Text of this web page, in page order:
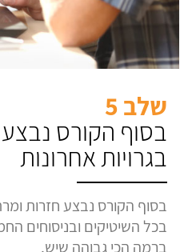
שלב 5
בסוף הקורס נבצע
בגרויות אחרונות
בסוף הקורס נבצע חזרות
בכל השיטיקים ובניסוחים
ברמה הכי גבוהה שיש.